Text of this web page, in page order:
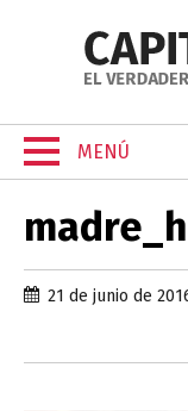
MENÚ
21 de junio de